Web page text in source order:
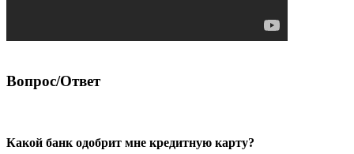
Вопрос/Ответ
Какой банк одобрит мне кредитную карту?